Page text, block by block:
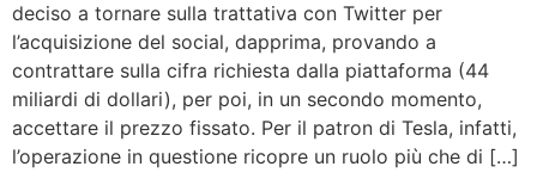
deciso a tornare sulla trattativa con Twitter per
l’acquisizione del social, dapprima, provando a
contrattare sulla cifra richiesta dalla piattaforma (44
miliardi di dollari), per poi, in un secondo momento,
accettare il prezzo fissato. Per il patron di Tesla, infatti,
l’operazione in questione ricopre un ruolo più che di […]